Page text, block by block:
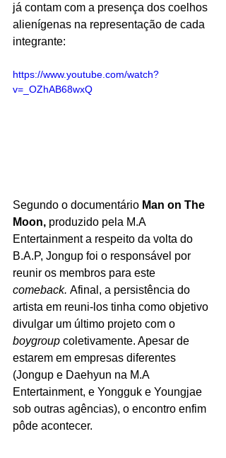
já contam com a presença dos coelhos
alienígenas na representação de cada
integrante:
https://www.youtube.com/watch?
v=_OZhAB68wxQ
Segundo o documentário Man on The
Moon, produzido pela M.A
Entertainment a respeito da volta do
B.A.P, Jongup foi o responsável por
reunir os membros para este
comeback. Afinal, a persistência do
artista em reuni-los tinha como objetivo
divulgar um último projeto com o
boygroup coletivamente. Apesar de
estarem em empresas diferentes
(Jongup e Daehyun na M.A
Entertainment, e Yongguk e Youngjae
sob outras agências), o encontro enfim
pôde acontecer.